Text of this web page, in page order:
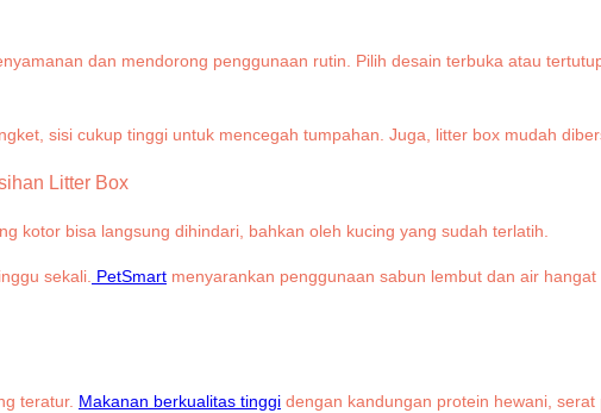
dan mendorong penggunaan rutin. Pilih desain terbuka atau
sisi cukup tinggi untuk mencegah tumpahan. Juga, litter box mudah
Litter Box
kotor bisa langsung dihindari, bahkan oleh kucing yang sudah terlatih.
sekali. PetSmart menyarankan penggunaan sabun lembut dan air
teratur. Makanan berkualitas tinggi dengan kandungan protein hewani,